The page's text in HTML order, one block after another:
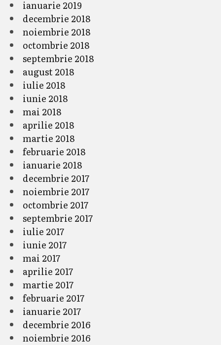
ianuarie 2019
decembrie 2018
noiembrie 2018
octombrie 2018
septembrie 2018
august 2018
iulie 2018
iunie 2018
mai 2018
aprilie 2018
martie 2018
februarie 2018
ianuarie 2018
decembrie 2017
noiembrie 2017
octombrie 2017
septembrie 2017
iulie 2017
iunie 2017
mai 2017
aprilie 2017
martie 2017
februarie 2017
ianuarie 2017
decembrie 2016
noiembrie 2016